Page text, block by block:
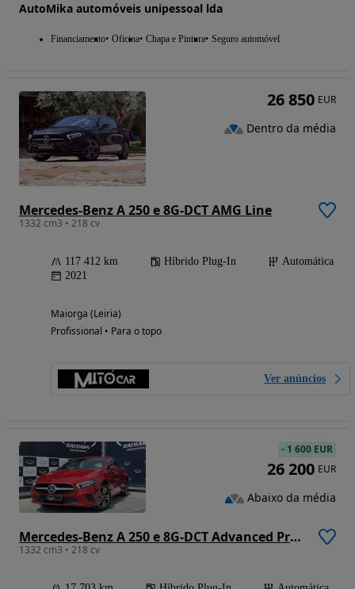
AutoMika automóveis unipessoal lda
Financiamento Oficina Chapa e Pintura Seguro automóvel
Mercedes-Benz A 250 e 8G-DCT AMG Line
1332 cm3 • 218 cv
117 412 km Híbrido Plug-In
Automática
2021
Maiorga (Leiria)
Profissional • Para o topo
Ver anúncios
26 850 EUR
Dentro da média
Mercedes-Benz A 250 e 8G-DCT Advanced Progressive
1332 cm3 • 218 cv
- 1 600 EUR
26 200 EUR
Abaixo da média